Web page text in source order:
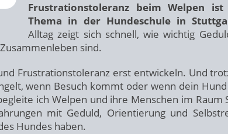
Frustrationstoleranz beim Welpen
Thema in der Hundeschule in
Alltag zeigt sich schnell, wie wichtig
sind.
Frustrationstoleranz erst entwickeln. Und
wenn Besuch kommt oder wenn dein
ich Welpen und ihre Menschen im Raum
mit Geduld, Orientierung und
Hundes haben.